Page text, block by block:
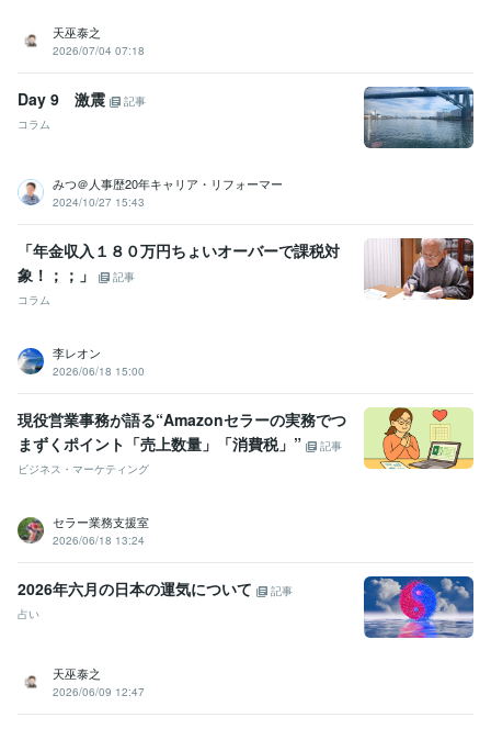
天巫泰之
2026/07/04 07:18
Day 9 激震
記事
コラム
みつ＠人事歴20年キャリア・リフォーマー
2024/10/27 15:43
「年金収入１８０万円ちょいオーバーで課税対
象！；；」
記事
コラム
李レオン
2026/06/18 15:00
現役営業事務が語る“Amazonセラーの実務でつ
まずくポイント「売上数量」「消費税」”
記事
ビジネス・マーケティング
セラー業務支援室
2026/06/18 13:24
2026年六月の日本の運気について
記事
占い
天巫泰之
2026/06/09 12:47